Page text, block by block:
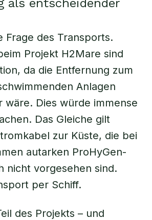
als entscheidender
Frage des Transports.
Projekt H2Mare sind
da die Entfernung zum
Anlagen
wäre. Dies würde immense
Das Gleiche gilt
zur Küste, die bei
autarken ProHyGen-
nicht vorgesehen sind.
per Schiff.
des Projekts – und